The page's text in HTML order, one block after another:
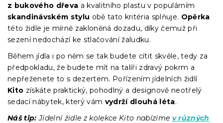
z bukového dřeva a kvalitního plastu v populárním
skandinávském stylu obě tato kritéria splňuje. Opěrka
této židle je mírně zakloněná dozadu, díky čemuž při
sezení nedochází ke stlačování žaludku.
Během jídla i po něm se tak budete cítit skvěle, tedy za
předpokladu, že budete mít na talíři zdravý pokrm a
nepřeženete to s dezertem. Pořízením jídelních židlí
Kito získáte praktický, pohodlný a designově neotřelý
sedací nábytek, který vám vydrží dlouhá léta.
Náš tip: Jídelní židle z kolekce Kito nabízíme v různých